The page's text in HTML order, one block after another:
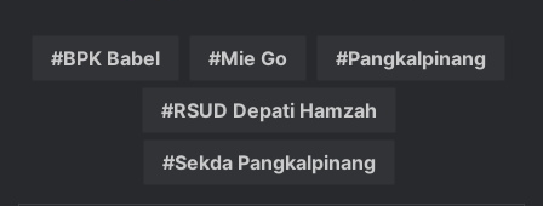
BPK Babel Mie Go Pangkalpinang
RSUD Depati Hamzah
Sekda Pangkalpinang